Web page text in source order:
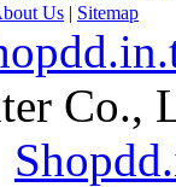
Us | Sitemap
Co.,